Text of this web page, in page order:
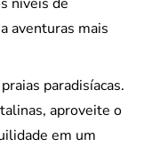
aventuras mais
paradisíacas.
aproveite o
em um